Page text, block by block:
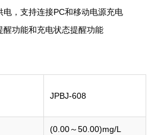
电，支持连接PC和移动电源充电
醒功能和充电状态提醒功能
JPBJ-608
(0.00～50.00)mg/L